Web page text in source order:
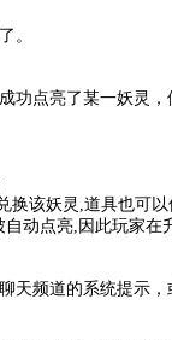
。
功点亮了某一妖灵
该妖灵,道具也可以
点亮,因此玩家在
天频道的系统提示